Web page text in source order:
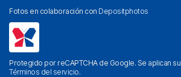
Fotos en colaboración con Depositphotos
Protegido por reCAPTCHA de Google. Se aplican su
Términos del servicio.